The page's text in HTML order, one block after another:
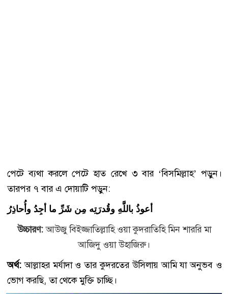
পেটে ব্যথা করলে পেটে হাত রেখে ৩ বার ‘বিসমিল্লাহ’ পড়ুন।
তারপর ৭ বার এ দোয়াটি পড়ুন:
উচ্চারণ:আউজু বিইজ্জাতিল্লাহি ওয়া কুদরাতিহি মিন শাররি মা
আজিদু ওয়া উহাজিরু।
অর্থ: আল্লাহর মর্যাদা ও তার কুদরতের উসিলায় আমি যা অনুভব ও
ভোগ করছি, তা থেকে মুক্তি চাচ্ছি।